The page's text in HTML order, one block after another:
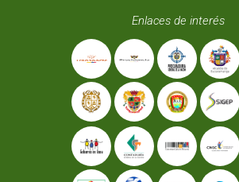
Enlaces de interés